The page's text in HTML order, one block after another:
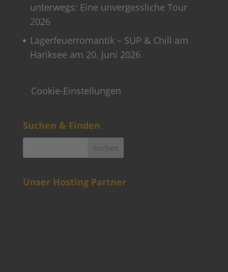
unterwegs: Eine unvergessliche Tour
2026
Lagerfeuerromantik – SUP & Chill am
Hariksee am 20. Juni 2026
Cookie-Einstellungen
Suchen & Finden
Unser Hosting Partner